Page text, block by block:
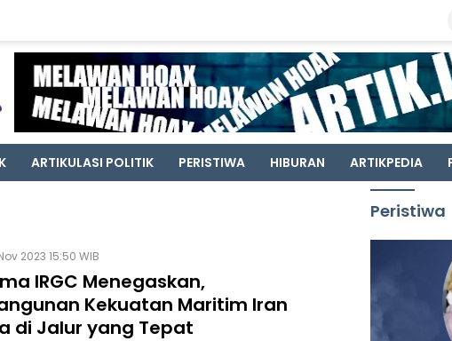
ARTIKULASI POLITIK PERISTIWA HIBURAN ARTIKPEDIA
2023 15:50 WIB
IRGC Menegaskan,
Kekuatan Maritim Iran
di Jalur yang Tepat
Peristiwa